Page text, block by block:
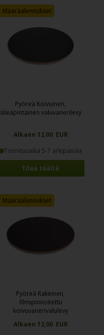
Määräalennukset
Pyöreä Koivuinen,
sileäpintainen valuvanerilevy
Alkaen 12,00 EUR
Toimitusaika 5-7 arkipäivää
Tilaa täältä
Määräalennukset
Pyöreä Rakeinen,
filmipinnoitettu
koivuvanerivalulevy
Alkaen 12,00 EUR